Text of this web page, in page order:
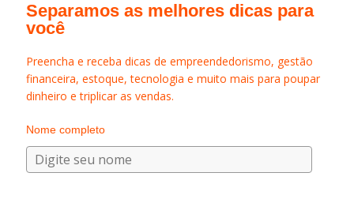
Separamos as melhores dicas para
você
Preencha e receba dicas de empreendedorismo, gestão
financeira, estoque, tecnologia e muito mais para poupar
dinheiro e triplicar as vendas.
Nome completo